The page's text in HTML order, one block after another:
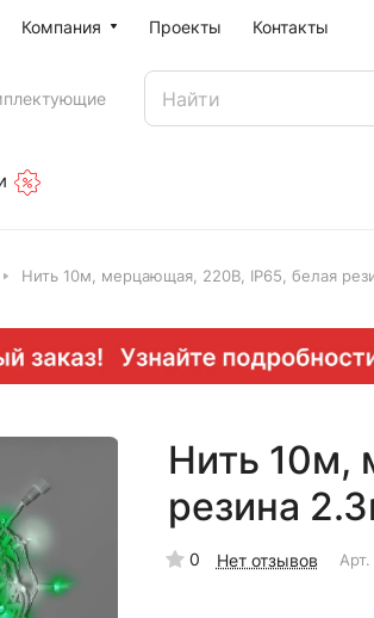
Компания Проекты Контакты
Нить 10м, мерцающая, 220В, IP65, белая
Нить 10м,
резина
0 Нет отзывов Арт.